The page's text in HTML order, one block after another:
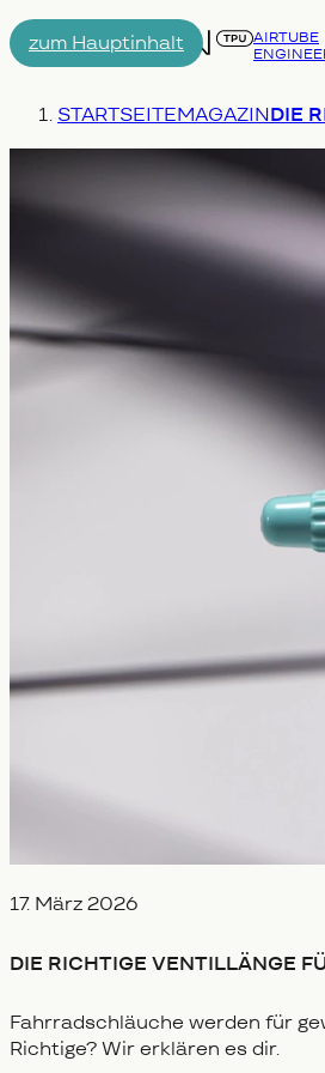
zum Hauptinhalt
AIRTUBE
Du bist hier:
STARTSEITEMAGAZINDIE
Veröffentlicht am
17. März 2026
DIE RICHTIGE VENTILLÄNGE
Fahrradschläuche werden für
Richtige? Wir erklären es dir.